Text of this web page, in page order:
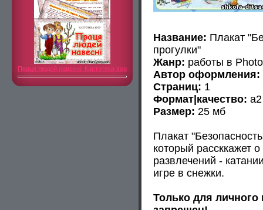
Праця людей навесні. Картотека ігор
Название: Плакат
прогулки"
Жанр: работы в
Автор оформления:
Страниц: 1
Формат|качество:
Размер: 25 мб
Плакат
который рассккажет
развлечений -
игре в снежки.
Только для